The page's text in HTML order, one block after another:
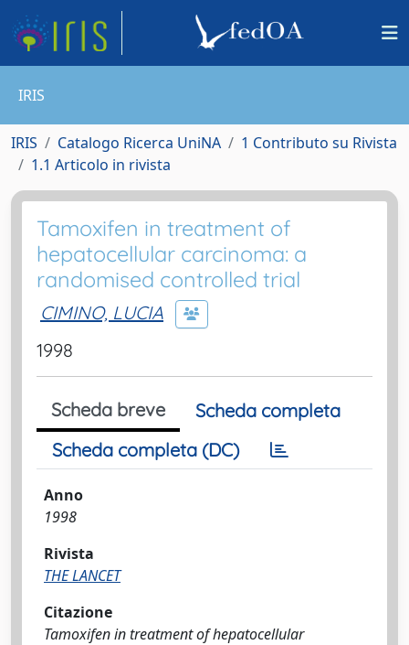
IRIS
IRIS Catalogo Ricerca UniNA
1 Contributo su Rivista
1.1 Articolo in rivista
Tamoxifen in treatment of
hepatocellular carcinoma: a
randomised controlled trial
CIMINO, LUCIA
1998
Scheda breve
Scheda completa
Scheda completa (DC)
Anno
1998
Rivista
THE LANCET
Citazione
Tamoxifen in treatment of hepatocellular